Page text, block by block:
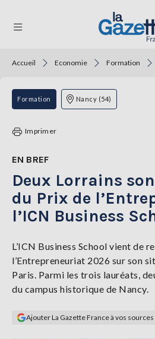
THÉMATIQUES
RÉGIONS
TENDANCES
SERVICES
LA
Se
connecter
S'abonner
Accueil Economie Formation
Formation Nancy (54)
Imprimer
EN BREF
Deux Lorrains
du Prix de
l’ICN Business
L’ICN Business School vient de
l’Entrepreneuriat 2026 sur son
Paris. Parmi les trois lauréats,
du campus historique de Nancy.
Ajouter La Gazette France à vos